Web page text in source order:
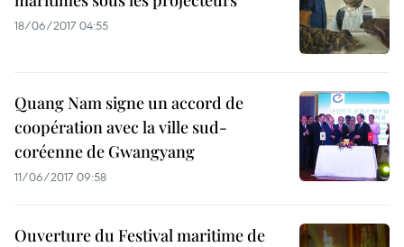
18/06/2017 04:55
Quang Nam signe un accord de
coopération avec la ville sud-
coréenne de Gwangyang
11/06/2017 09:58
Ouverture du Festival maritime de